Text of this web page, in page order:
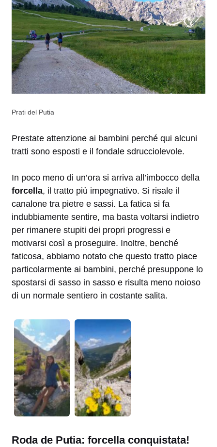
Prati del Putia
Prestate attenzione ai bambini perché qui alcuni
tratti sono esposti e il fondale sdrucciolevole.
In poco meno di un’ora si arriva all’imbocco della
forcella, il tratto più impegnativo. Si risale il
canalone tra pietre e sassi. La fatica si fa
indubbiamente sentire, ma basta voltarsi indietro
per rimanere stupiti dei propri progressi e
motivarsi così a proseguire. Inoltre, benché
faticosa, abbiamo notato che questo tratto piace
particolarmente ai bambini, perché presuppone lo
spostarsi di sasso in sasso e risulta meno noioso
di un normale sentiero in costante salita.
Roda de Putia: forcella conquistata!